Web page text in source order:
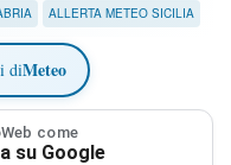
ALLERTA METEO SICILIA
diMeteo
come
su Google